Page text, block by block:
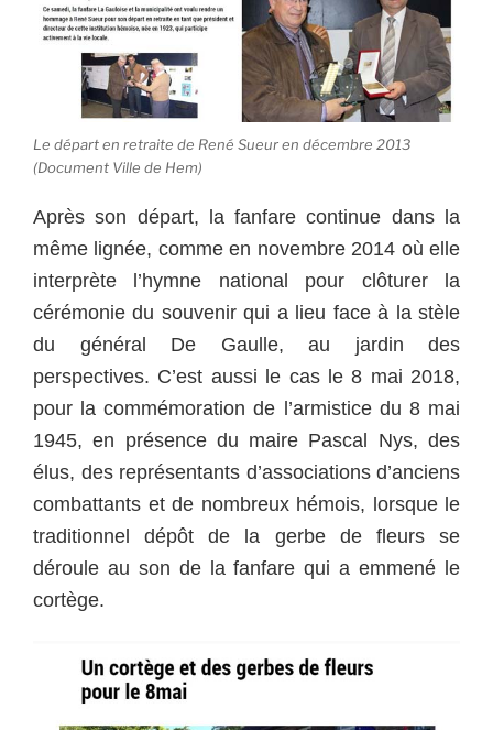
Le départ en retraite de René Sueur en décembre 2013
(Document Ville de Hem)
Après son départ, la fanfare continue dans la
même lignée, comme en novembre 2014 où elle
interprète l’hymne national pour clôturer la
cérémonie du souvenir qui a lieu face à la stèle
du général De Gaulle, au jardin des
perspectives. C’est aussi le cas le 8 mai 2018,
pour la commémoration de l’armistice du 8 mai
1945, en présence du maire Pascal Nys, des
élus, des représentants d’associations d’anciens
combattants et de nombreux hémois, lorsque le
traditionnel dépôt de la gerbe de fleurs se
déroule au son de la fanfare qui a emmené le
cortège.